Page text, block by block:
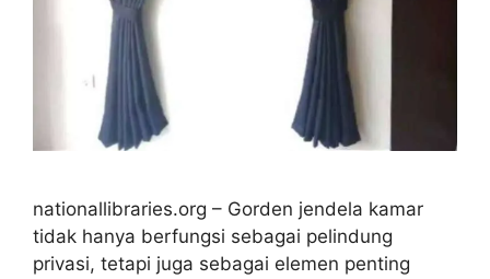
nationallibraries.org – Gorden jendela kamar
tidak hanya berfungsi sebagai pelindung
privasi, tetapi juga sebagai elemen penting